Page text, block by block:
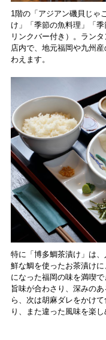
1階の「アジアン磯貝じゃ
け」「季節の魚料理」「
リンクバー付き）。ラン
店内で、地元福岡や九州
わえます。
特に「博多鯛茶漬け」は
鮮な鯛を使ったお茶漬け
になった福岡の味を満喫
旨味が合わさり、深みの
ら、次は胡麻ダレをかけ
り、また違った風味を楽し